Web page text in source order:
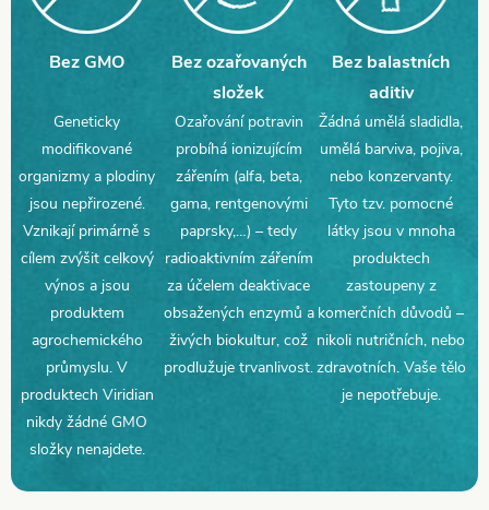
Bez GMO
Bez ozařovaných
složek
Bez balastních
aditiv
Geneticky
modifikované
organizmy a plodiny
jsou nepřirozené.
Vznikají primárně s
cílem zvýšit celkový
výnos a jsou
produktem
agrochemického
průmyslu. V
produktech Viridian
nikdy žádné GMO
složky nenajdete.
Ozařování potravin
probíhá ionizujícím
zářením (alfa, beta,
gama, rentgenovými
paprsky,…) – tedy
radioaktivním zářením
za účelem deaktivace
obsažených enzymů a
živých biokultur, což
prodlužuje trvanlivost.
Žádná umělá sladidla,
umělá barviva, pojiva,
nebo konzervanty.
Tyto tzv. pomocné
látky jsou v mnoha
produktech
zastoupeny z
komerčních důvodů –
nikoli nutričních, nebo
zdravotních. Vaše tělo
je nepotřebuje.